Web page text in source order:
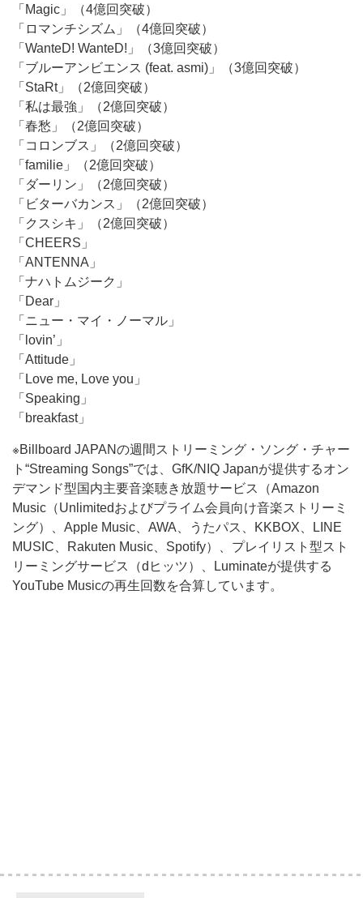
「Magic」（4億回突破）
「ロマンチシズム」（4億回突破）
「WanteD! WanteD!」（3億回突破）
「ブルーアンビエンス (feat. asmi)」（3億回突破）
「StaRt」（2億回突破）
「私は最強」（2億回突破）
「春愁」（2億回突破）
「コロンブス」（2億回突破）
「familie」（2億回突破）
「ダーリン」（2億回突破）
「ビターバカンス」（2億回突破）
「クスシキ」（2億回突破）
「CHEERS」
「ANTENNA」
「ナハトムジーク」
「Dear」
「ニュー・マイ・ノーマル」
「lovin’」
「Attitude」
「Love me, Love you」
「Speaking」
「breakfast」
※Billboard JAPANの週間ストリーミング・ソング・チャー
ト“Streaming Songs”では、GfK/NIQ Japanが提供するオン
デマンド型国内主要音楽聴き放題サービス（Amazon
Music（Unlimitedおよびプライム会員向け音楽ストリーミ
ング）、Apple Music、AWA、うたパス、KKBOX、LINE
MUSIC、Rakuten Music、Spotify）、プレイリスト型スト
リーミングサービス（dヒッツ）、Luminateが提供する
YouTube Musicの再生回数を合算しています。